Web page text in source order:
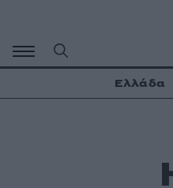
περιεχόμενο
Ελλάδα